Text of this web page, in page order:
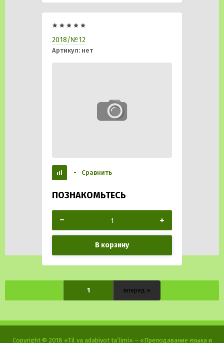
2018/№12
Артикул: нет
- Сравнить
ПОЗНАКОМЬТЕСЬ
В корзину
1 вперед »
Copyright © 2018 «Til va adabiyot ta’limi» – «Преподавание языка и